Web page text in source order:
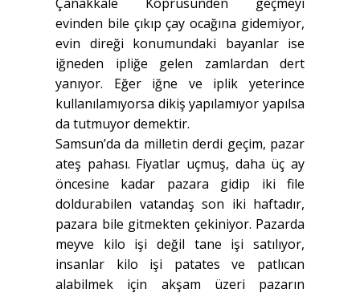
Çanakkale Köprüsünden geçmeyi
evinden bile çıkıp çay ocağına gidemiyor,
evin direği konumundaki bayanlar ise
iğneden ipliğe gelen zamlardan dert
yanıyor. Eğer iğne ve iplik yeterince
kullanılamıyorsa dikiş yapılamıyor yapılsa
da tutmuyor demektir.
Samsun’da da milletin derdi geçim, pazar
ateş pahası. Fiyatlar uçmuş, daha üç ay
öncesine kadar pazara gidip iki file
doldurabilen vatandaş son iki haftadır,
pazara bile gitmekten çekiniyor. Pazarda
meyve kilo işi değil tane işi satılıyor,
insanlar kilo işi patates ve patlıcan
alabilmek için akşam üzeri pazarın